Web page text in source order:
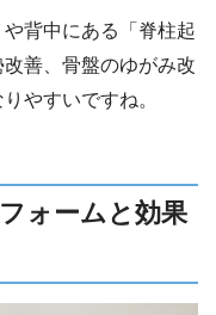
背中にある「脊柱起
善、骨盤のゆがみ改
やすいですね。
ォームと効果